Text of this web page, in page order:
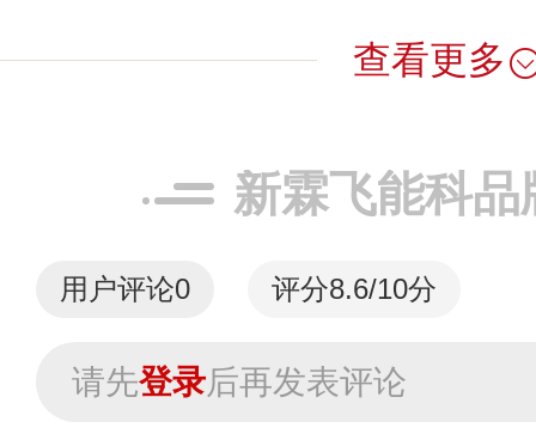
查看更多
新霖飞能科品
用户评论0 评分8.6/10分
请先登录后再发表评论